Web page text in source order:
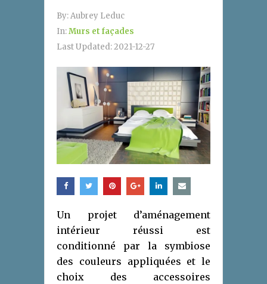
By:Aubrey Leduc
In:Murs et façades
Last Updated:2021-12-27
Un projet d’aménagement
intérieur réussi est
conditionné par la symbiose
des couleurs appliquées et le
choix des accessoires